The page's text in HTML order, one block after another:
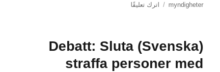
myndigheter
اترك تعليقًا
besannas
granskning
(Svenska) ‍Debatt: Sluta
straffa personer med